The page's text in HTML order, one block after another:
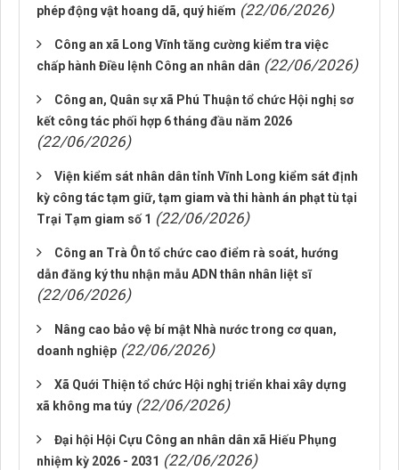
phép động vật hoang dã, quý hiếm (22/06/2026)
Công an xã Long Vĩnh tăng cường kiểm tra việc
chấp hành Điều lệnh Công an nhân dân (22/06/2026)
Công an, Quân sự xã Phú Thuận tổ chức Hội nghị sơ
kết công tác phối hợp 6 tháng đầu năm 2026
(22/06/2026)
Viện kiểm sát nhân dân tỉnh Vĩnh Long kiểm sát định
kỳ công tác tạm giữ, tạm giam và thi hành án phạt tù tại
Trại Tạm giam số 1 (22/06/2026)
Công an Trà Ôn tổ chức cao điểm rà soát, hướng
dẫn đăng ký thu nhận mẫu ADN thân nhân liệt sĩ
(22/06/2026)
Nâng cao bảo vệ bí mật Nhà nước trong cơ quan,
doanh nghiệp (22/06/2026)
Xã Quới Thiện tổ chức Hội nghị triển khai xây dựng
xã không ma túy (22/06/2026)
Đại hội Hội Cựu Công an nhân dân xã Hiếu Phụng
nhiệm kỳ 2026 - 2031 (22/06/2026)